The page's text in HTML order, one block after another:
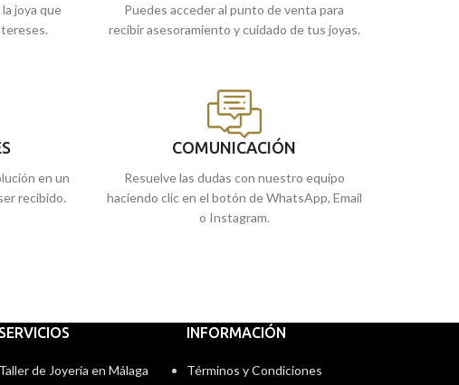
joya que
Puedes acceder al punto de venta para
recibir asesoramiento y cuidado de tus joyas.
en un
recibido.
COMUNICACIÓN
Resuelve las dudas con nuestro equipo
haciendo clic en el botón de WhatsApp, Email
o Instagram.
SERVICIOS
Taller de Joyería en Málaga
INFORMACIÓN
Términos y Condiciones